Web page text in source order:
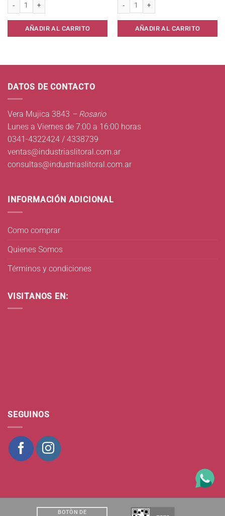
AÑADIR AL CARRITO AÑADIR AL CARRITO
DATOS DE CONTACTO
Vera Mujica 3843 – Rosario
Lunes a Viernes de 7:00 a 16:00 horas
0341-4322424 / 4338739
ventas@industriaslitoral.com.ar
consultas@industriaslitoral.com.ar
INFORMACIÓN ADICIONAL
Como comprar
Quienes Somos
Términos y condiciones
VISITANOS EN:
SEGUINOS
BOTÒN DE